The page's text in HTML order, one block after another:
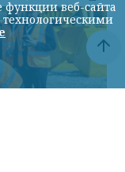
веб-сайта